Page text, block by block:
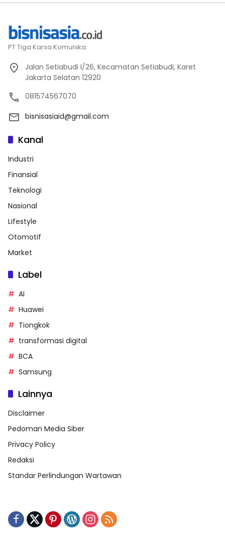
PT Tiga Karsa Komunika.
Jalan Setiabudi I/26, Kecamatan Setiabudi, Karet
Jakarta Selatan 12920
081574567070
bisnisasiaid@gmail.com
Kanal
Industri
Finansial
Teknologi
Nasional
Lifestyle
Otomotif
Market
Label
AI
Huawei
Tiongkok
transformasi digital
BCA
Samsung
Lainnya
Disclaimer
Pedoman Media Siber
Privacy Policy
Redaksi
Standar Perlindungan Wartawan